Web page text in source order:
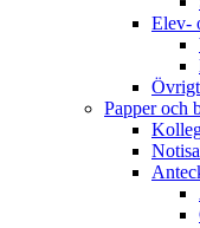
Elev-
Papper och